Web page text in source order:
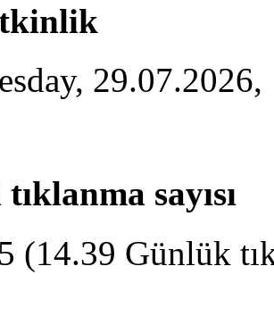
sayısı
(14.39 Günlük